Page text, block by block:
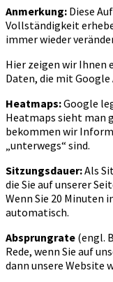
Anmerkung: Diese
Vollständigkeit
immer wieder
Hier zeigen wir Ihnen
Daten, die mit
Heatmaps:Google
Heatmaps sieht man
bekommen wir
„unterwegs“ sind.
Sitzungsdauer:Als
die Sie auf unserer
Wenn Sie 20 Minuten
automatisch.
Absprungrate (engl.
Rede, wenn Sie auf
dann unsere Website